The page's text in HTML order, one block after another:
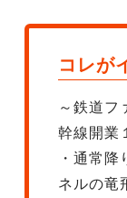
コレが
～鉄道フ
幹線開業
・通常
ネルの竜